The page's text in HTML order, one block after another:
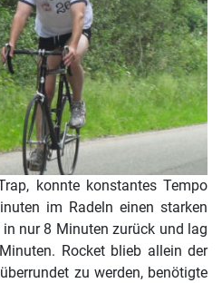
konnte konstantes Tempo
im Radeln einen starken
nur 8 Minuten zurück und lag
Rocket blieb allein der
zu werden, benötigte